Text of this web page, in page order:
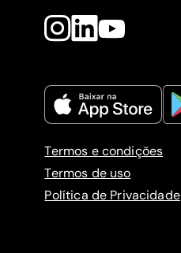
Termos e condições
Termos de uso
Política de Privacidade